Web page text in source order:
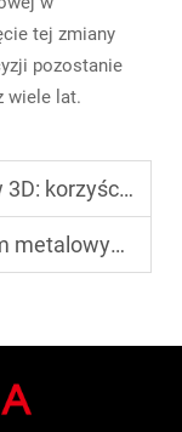
tej zmiany
pozostanie
wiele lat.
kosztów oraz doskonaleniem projektu
połączenie warstw?